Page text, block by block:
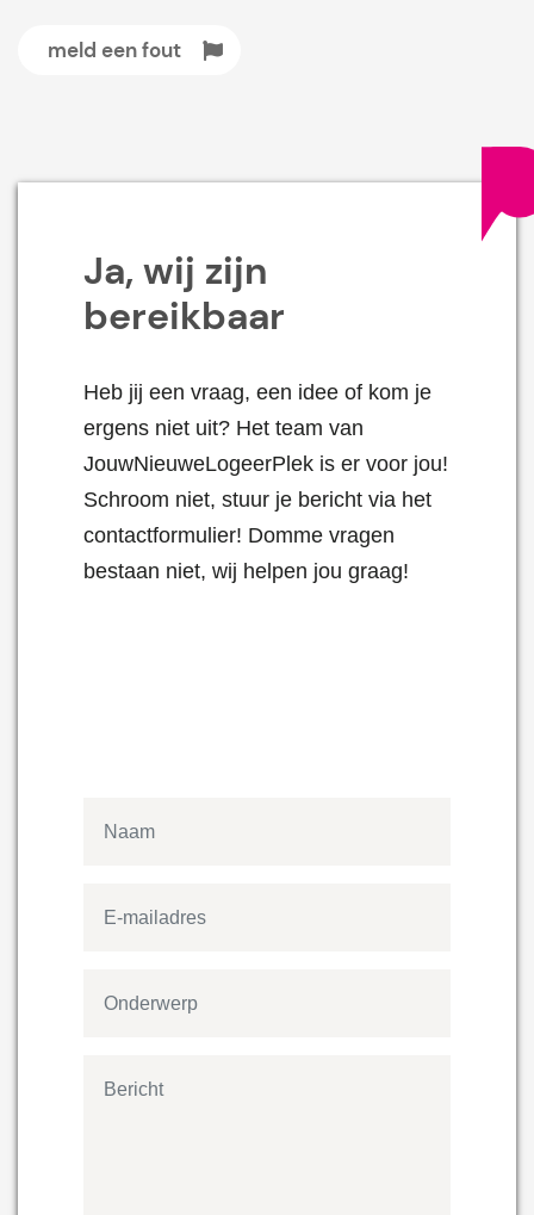
meld een fout
Ja, wij zijn
bereikbaar
Heb jij een vraag, een idee of kom je
ergens niet uit? Het team van
JouwNieuweLogeerPlek is er voor jou!
Schroom niet, stuur je bericht via het
contactformulier! Domme vragen
bestaan niet, wij helpen jou graag!